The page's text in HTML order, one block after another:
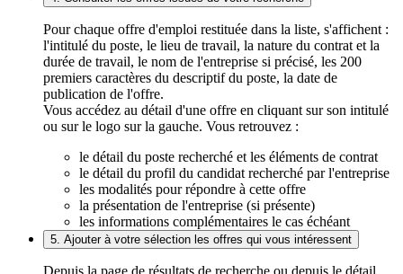
Pour chaque offre d'emploi restituée dans la liste, s'affichent :
l'intitulé du poste, le lieu de travail, la nature du contrat et la
durée de travail, le nom de l'entreprise si précisé, les 200
premiers caractères du descriptif du poste, la date de
publication de l'offre.
Vous accédez au détail d'une offre en cliquant sur son intitulé
ou sur le logo sur la gauche. Vous retrouvez :
le détail du poste recherché et les éléments de contrat
le détail du profil du candidat recherché par l'entreprise
les modalités pour répondre à cette offre
la présentation de l'entreprise (si présente)
les informations complémentaires le cas échéant
5. Ajouter à votre sélection les offres qui vous intéressent
Depuis la page de résultats de recherche ou depuis le détail